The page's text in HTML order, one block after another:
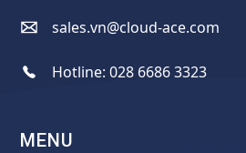
sales.vn@cloud-ace.com
Hotline:028 6686 3323
MENU